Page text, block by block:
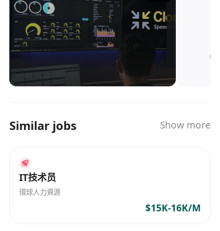
Similar jobs Show more
IT技术员
環球人力資源
$15K-16K/M